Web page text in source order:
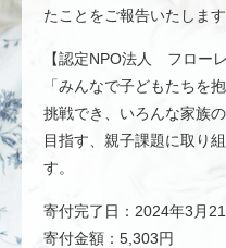
たことをご報告いたします
【認定NPO法人 フロー
「みんなで子どもたちを
挑戦でき、いろんな家族
目指す、親子課題に取り
す。
寄付完了日：2024年3月
寄付金額：5,303円